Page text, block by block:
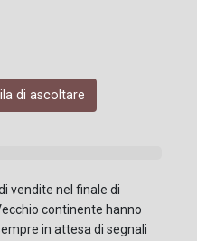
di ascoltare
vendite nel finale di
continente hanno
in attesa di segnali